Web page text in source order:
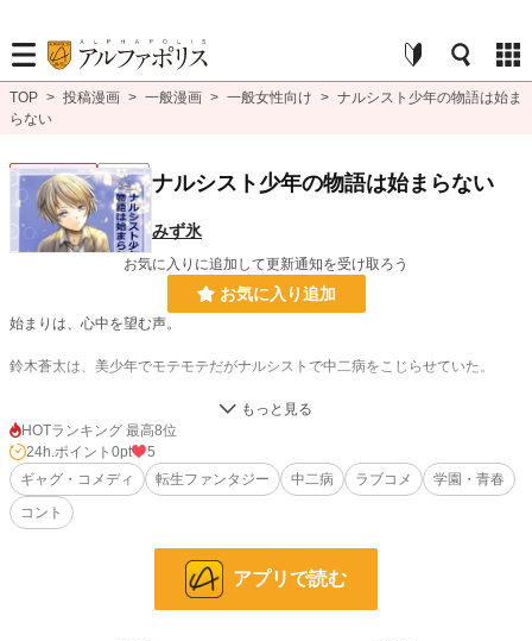
TOP > 投稿漫画 > 一般漫画 > 一般女性向け > ナルシスト少年の物語は始ま
らない
一般女性向け 連載中 ナルシスト少年の物語は始まらない
みず氷
お気に入りに追加して更新通知を受け取ろう
お気に入り追加
始まりは、心中を望む声。
鈴木蒼太は、美少年でモテモテだがナルシストで中二病をこじらせていた。
謎の空間で、突如現れた妖精熟女、ミッキー。
彼女の話では、学園ハーレム物語の主人公になって、誰かとハッピーエンドを迎
えないと、人のおならに転生すると告げられる。
ナルシストの蒼太には耐えられない(いや、誰でも嫌か？)ため、仕方なく学園ハ
ーレムの主人公になることにするが…。
イケメンだらけ、美少女だらけで羨ましい限りの転生もの。
多少の障害はあろうとも、幸せで微笑ましい世界(復讐ものは除く)。
HOTランキング 最高8位
24h.ポイント 0pt
5
ギャグ・コメディ
転生ファンタジー 中二病 ラブコメ
学園・青春
コント
アプリで読む